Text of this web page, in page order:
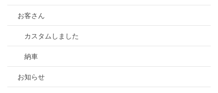
お客さん
カスタムしました
納車
お知らせ